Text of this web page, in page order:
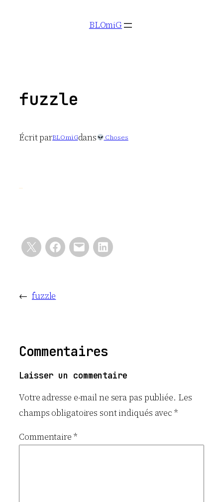
BLOmiG
fuzzle
Écrit parBLOmiGdans Choses
← fuzzle
Commentaires
Laisser un commentaire
Votre adresse e-mail ne sera pas publiée. Les
champs obligatoires sont indiqués avec*
Commentaire *